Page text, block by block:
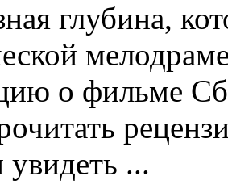
глубина,
о фильме
увидеть ...